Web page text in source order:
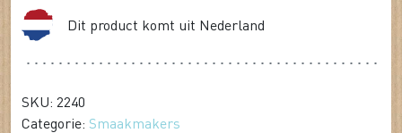
Dit product komt uit Nederland
SKU: 2240
Categorie: Smaakmakers